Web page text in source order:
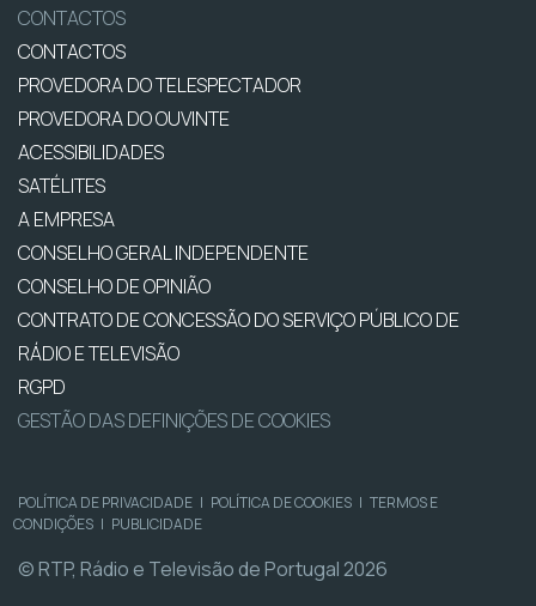
CONTACTOS
CONTACTOS
PROVEDORA DO TELESPECTADOR
PROVEDORA DO OUVINTE
ACESSIBILIDADES
SATÉLITES
A EMPRESA
CONSELHO GERAL INDEPENDENTE
CONSELHO DE OPINIÃO
CONTRATO DE CONCESSÃO DO SERVIÇO PÚBLICO DE
RÁDIO E TELEVISÃO
RGPD
GESTÃO DAS DEFINIÇÕES DE COOKIES
POLÍTICA DE PRIVACIDADE | POLÍTICA DE COOKIES | TERMOS E
CONDIÇÕES | PUBLICIDADE
© RTP, Rádio e Televisão de Portugal 2026